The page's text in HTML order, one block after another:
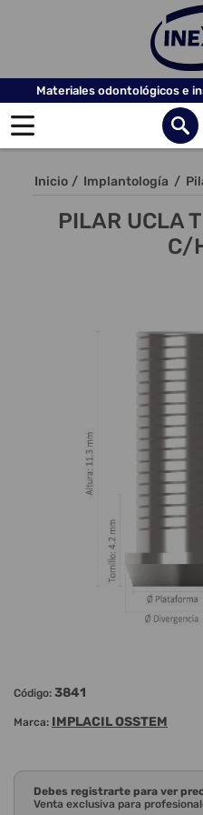
Materiales odontológicos e
Inicio / Implantología /
PILAR UCLA
C/
Código: 3841
Marca: IMPLACIL OSSTEM
Debes registrarte para ver
Venta exclusiva para